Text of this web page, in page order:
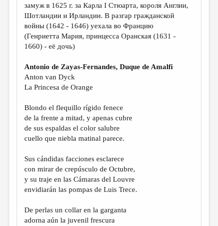
ВКОНТАКТЕ
замуж в 1625 г. за Карла I Стюарта, короля Англии,
Шотландии и Ирландии. В разгар гражданской
войны (1642 - 1646) уехала во Францию
(Генриетта Мария, принцесса Оранская (1631 -
1660) - её дочь)
Antonio de Zayas-Fernandes,Duque de Amalfi
Anton van Dyck
La Princesa de Orange
Blondo el flequillo rígido fenece
de la frente a mitad, y apenas cubre
de sus espaldas el color salubre
cuello que niebla matinal parece.
Sus cándidas facciones esclarece
con mirar de crepúsculo de Octubre,
y su traje en las Cámaras del Louvre
envidiarán las pompas de Luis Trece.
De perlas un collar en la garganta
adorna aún la juvenil frescura